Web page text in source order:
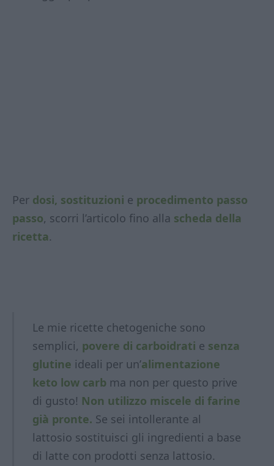
Per dosi, sostituzioni e procedimento passo
passo, scorri l’articolo fino alla scheda della
ricetta.
Le mie ricette chetogeniche sono
semplici, povere di carboidrati e senza
glutine ideali per un’alimentazione
keto low carb ma non per questo prive
di gusto! Non utilizzo miscele di farine
già pronte. Se sei intollerante al
lattosio sostituisci gli ingredienti a base
di latte con prodotti senza lattosio.